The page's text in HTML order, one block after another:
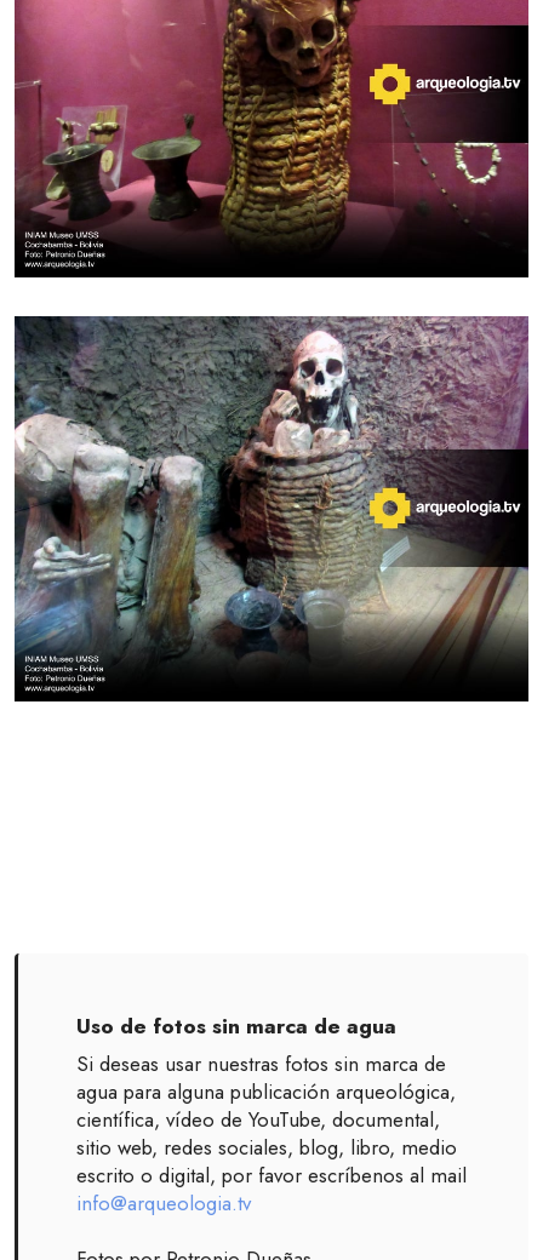
Uso de fotos sin marca de agua
Si deseas usar nuestras fotos sin marca de
agua para alguna publicación arqueológica,
científica, vídeo de YouTube, documental,
sitio web, redes sociales, blog, libro, medio
escrito o digital, por favor escríbenos al mail
info@arqueologia.tv